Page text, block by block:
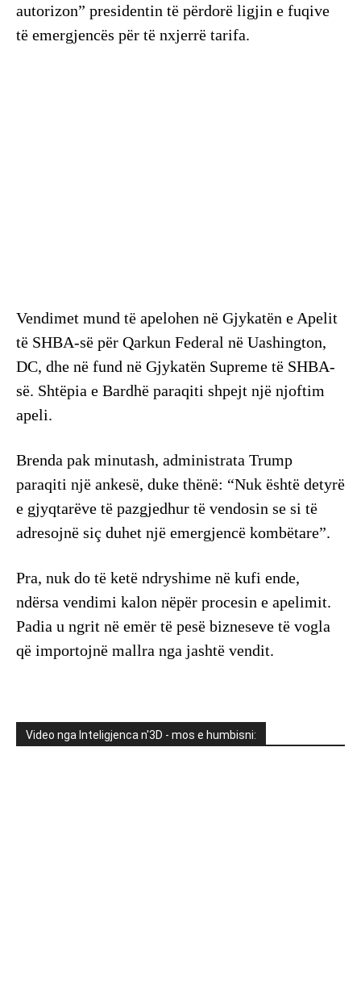
autorizon” presidentin të përdorë ligjin e fuqive
të emergjencës për të nxjerrë tarifa.
Vendimet mund të apelohen në Gjykatën e Apelit
të SHBA-së për Qarkun Federal në Uashington,
DC, dhe në fund në Gjykatën Supreme të SHBA-
së. Shtëpia e Bardhë paraqiti shpejt një njoftim
apeli.
Brenda pak minutash, administrata Trump
paraqiti një ankesë, duke thënë: “Nuk është detyrë
e gjyqtarëve të pazgjedhur të vendosin se si të
adresojnë siç duhet një emergjencë kombëtare”.
Pra, nuk do të ketë ndryshime në kufi ende,
ndërsa vendimi kalon nëpër procesin e apelimit.
Padia u ngrit në emër të pesë bizneseve të vogla
që importojnë mallra nga jashtë vendit.
Video nga Inteligjenca n'3D - mos e humbisni: